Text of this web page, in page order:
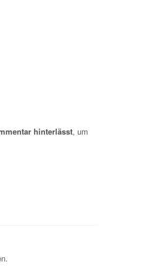
hinterlässt, um